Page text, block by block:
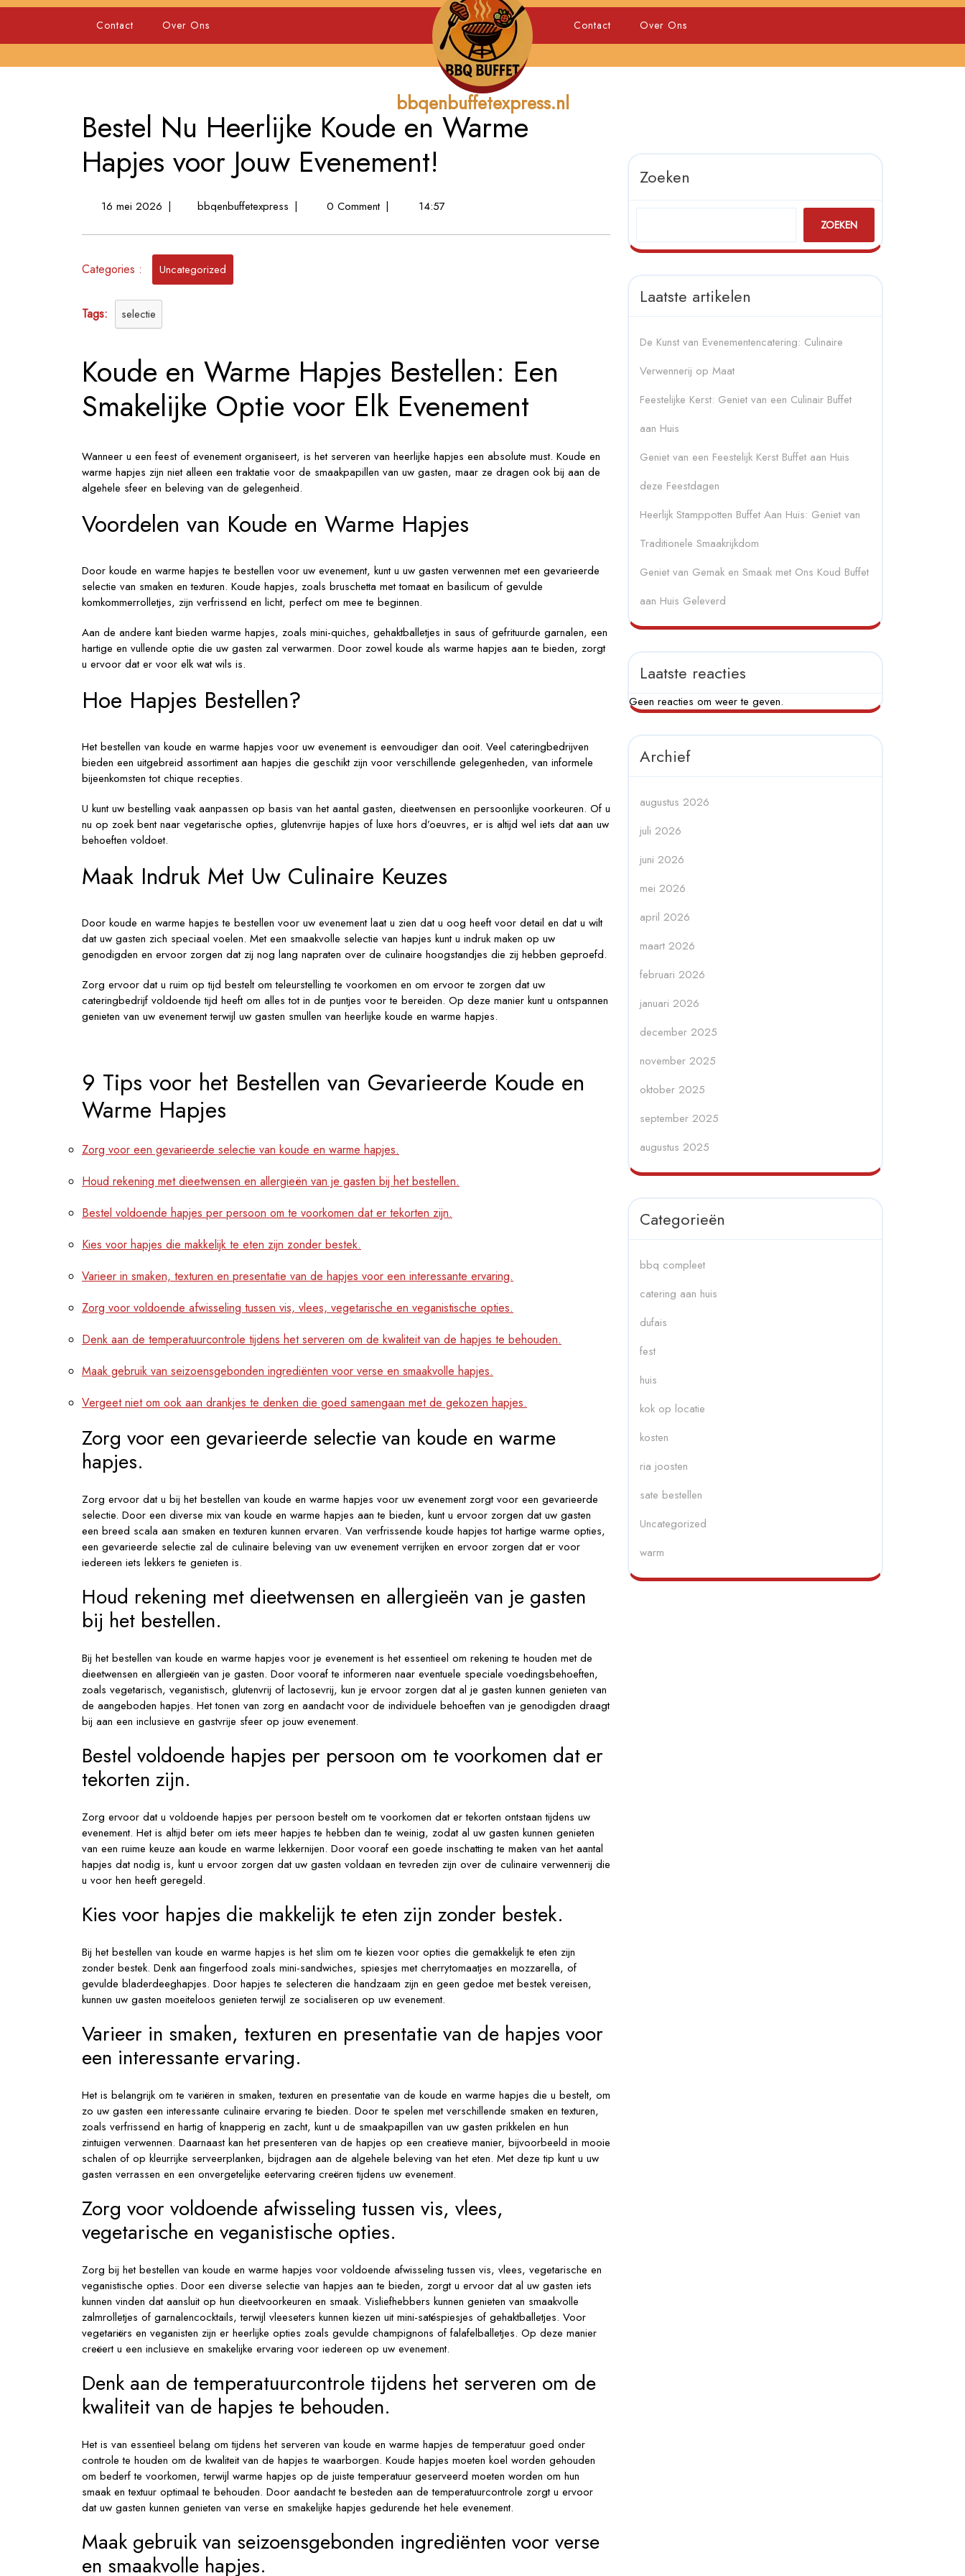
Skip
Contact Over Ons
bbqenbuffetexpress.nl
Contact Over Ons
Bestel Nu Heerlijke Koude en Warme
Hapjes voor Jouw Evenement!
16 mei 202616
2026
| bbqenbuffetexpressBestel
Heerlijke
| 0 Comment | 14:57
Categories : Uncategorized
Tags: selectie
Koude en Warme Hapjes Bestellen: Een
Smakelijke Optie voor Elk Evenement
Wanneer u een feest of evenement organiseert, is het serveren van heerlijke hapjes een absolute must. Koude en
warme hapjes zijn niet alleen een traktatie voor de smaakpapillen van uw gasten, maar ze dragen ook bij aan de
algehele sfeer en beleving van de gelegenheid.
Voordelen van Koude en Warme Hapjes
Door koude en warme hapjes te bestellen voor uw evenement, kunt u uw gasten verwennen met een gevarieerde
selectie van smaken en texturen. Koude hapjes, zoals bruschetta met tomaat en basilicum of gevulde
komkommerrolletjes, zijn verfrissend en licht, perfect om mee te beginnen.
Aan de andere kant bieden warme hapjes, zoals mini-quiches, gehaktballetjes in saus of gefrituurde garnalen, een
hartige en vullende optie die uw gasten zal verwarmen. Door zowel koude als warme hapjes aan te bieden, zorgt
u ervoor dat er voor elk wat wils is.
Hoe Hapjes Bestellen?
Het bestellen van koude en warme hapjes voor uw evenement is eenvoudiger dan ooit. Veel cateringbedrijven
bieden een uitgebreid assortiment aan hapjes die geschikt zijn voor verschillende gelegenheden, van informele
bijeenkomsten tot chique recepties.
U kunt uw bestelling vaak aanpassen op basis van het aantal gasten, dieetwensen en persoonlijke voorkeuren. Of u
nu op zoek bent naar vegetarische opties, glutenvrije hapjes of luxe hors d’oeuvres, er is altijd wel iets dat aan uw
behoeften voldoet.
Maak Indruk Met Uw Culinaire Keuzes
Door koude en warme hapjes te bestellen voor uw evenement laat u zien dat u oog heeft voor detail en dat u wilt
dat uw gasten zich speciaal voelen. Met een smaakvolle selectie van hapjes kunt u indruk maken op uw
genodigden en ervoor zorgen dat zij nog lang napraten over de culinaire hoogstandjes die zij hebben geproefd.
Zorg ervoor dat u ruim op tijd bestelt om teleurstelling te voorkomen en om ervoor te zorgen dat uw
cateringbedrijf voldoende tijd heeft om alles tot in de puntjes voor te bereiden. Op deze manier kunt u ontspannen
genieten van uw evenement terwijl uw gasten smullen van heerlijke koude en warme hapjes.
9 Tips voor het Bestellen van Gevarieerde Koude en
Warme Hapjes
Zorg voor een gevarieerde selectie van koude en warme hapjes.
Houd rekening met dieetwensen en allergieën van je gasten bij het bestellen.
Bestel voldoende hapjes per persoon om te voorkomen dat er tekorten zijn.
Kies voor hapjes die makkelijk te eten zijn zonder bestek.
Varieer in smaken, texturen en presentatie van de hapjes voor een interessante ervaring.
Zorg voor voldoende afwisseling tussen vis, vlees, vegetarische en veganistische opties.
Denk aan de temperatuurcontrole tijdens het serveren om de kwaliteit van de hapjes te behouden.
Maak gebruik van seizoensgebonden ingrediënten voor verse en smaakvolle hapjes.
Vergeet niet om ook aan drankjes te denken die goed samengaan met de gekozen hapjes.
Zorg voor een gevarieerde selectie van koude en warme
hapjes.
Zorg ervoor dat u bij het bestellen van koude en warme hapjes voor uw evenement zorgt voor een gevarieerde
selectie. Door een diverse mix van koude en warme hapjes aan te bieden, kunt u ervoor zorgen dat uw gasten
een breed scala aan smaken en texturen kunnen ervaren. Van verfrissende koude hapjes tot hartige warme opties,
een gevarieerde selectie zal de culinaire beleving van uw evenement verrijken en ervoor zorgen dat er voor
iedereen iets lekkers te genieten is.
Houd rekening met dieetwensen en allergieën van je gasten
bij het bestellen.
Bij het bestellen van koude en warme hapjes voor je evenement is het essentieel om rekening te houden met de
dieetwensen en allergieën van je gasten. Door vooraf te informeren naar eventuele speciale voedingsbehoeften,
zoals vegetarisch, veganistisch, glutenvrij of lactosevrij, kun je ervoor zorgen dat al je gasten kunnen genieten van
de aangeboden hapjes. Het tonen van zorg en aandacht voor de individuele behoeften van je genodigden draagt
bij aan een inclusieve en gastvrije sfeer op jouw evenement.
Bestel voldoende hapjes per persoon om te voorkomen dat er
tekorten zijn.
Zorg ervoor dat u voldoende hapjes per persoon bestelt om te voorkomen dat er tekorten ontstaan tijdens uw
evenement. Het is altijd beter om iets meer hapjes te hebben dan te weinig, zodat al uw gasten kunnen genieten
van een ruime keuze aan koude en warme lekkernijen. Door vooraf een goede inschatting te maken van het aantal
hapjes dat nodig is, kunt u ervoor zorgen dat uw gasten voldaan en tevreden zijn over de culinaire verwennerij die
u voor hen heeft geregeld.
Kies voor hapjes die makkelijk te eten zijn zonder bestek.
Bij het bestellen van koude en warme hapjes is het slim om te kiezen voor opties die gemakkelijk te eten zijn
zonder bestek. Denk aan fingerfood zoals mini-sandwiches, spiesjes met cherrytomaatjes en mozzarella, of
gevulde bladerdeeghapjes. Door hapjes te selecteren die handzaam zijn en geen gedoe met bestek vereisen,
kunnen uw gasten moeiteloos genieten terwijl ze socialiseren op uw evenement.
Varieer in smaken, texturen en presentatie van de hapjes voor
een interessante ervaring.
Het is belangrijk om te variëren in smaken, texturen en presentatie van de koude en warme hapjes die u bestelt, om
zo uw gasten een interessante culinaire ervaring te bieden. Door te spelen met verschillende smaken en texturen,
zoals verfrissend en hartig of knapperig en zacht, kunt u de smaakpapillen van uw gasten prikkelen en hun
zintuigen verwennen. Daarnaast kan het presenteren van de hapjes op een creatieve manier, bijvoorbeeld in mooie
schalen of op kleurrijke serveerplanken, bijdragen aan de algehele beleving van het eten. Met deze tip kunt u uw
gasten verrassen en een onvergetelijke eetervaring creëren tijdens uw evenement.
Zorg voor voldoende afwisseling tussen vis, vlees,
vegetarische en veganistische opties.
Zorg bij het bestellen van koude en warme hapjes voor voldoende afwisseling tussen vis, vlees, vegetarische en
veganistische opties. Door een diverse selectie van hapjes aan te bieden, zorgt u ervoor dat al uw gasten iets
kunnen vinden dat aansluit op hun dieetvoorkeuren en smaak. Visliefhebbers kunnen genieten van smaakvolle
zalmrolletjes of garnalencocktails, terwijl vleeseters kunnen kiezen uit mini-satéspiesjes of gehaktballetjes. Voor
vegetariërs en veganisten zijn er heerlijke opties zoals gevulde champignons of falafelballetjes. Op deze manier
creëert u een inclusieve en smakelijke ervaring voor iedereen op uw evenement.
Denk aan de temperatuurcontrole tijdens het serveren om de
kwaliteit van de hapjes te behouden.
Het is van essentieel belang om tijdens het serveren van koude en warme hapjes de temperatuur goed onder
controle te houden om de kwaliteit van de hapjes te waarborgen. Koude hapjes moeten koel worden gehouden
om bederf te voorkomen, terwijl warme hapjes op de juiste temperatuur geserveerd moeten worden om hun
smaak en textuur optimaal te behouden. Door aandacht te besteden aan de temperatuurcontrole zorgt u ervoor
dat uw gasten kunnen genieten van verse en smakelijke hapjes gedurende het hele evenement.
Maak gebruik van seizoensgebonden ingrediënten voor verse
en smaakvolle hapjes.
Zoeken
ZOEKEN
Laatste artikelen
De Kunst van Evenementencatering: Culinaire
Verwennerij op Maat
Feestelijke Kerst: Geniet van een Culinair Buffet
aan Huis
Geniet van een Feestelijk Kerst Buffet aan Huis
deze Feestdagen
Heerlijk Stamppotten Buffet Aan Huis: Geniet van
Traditionele Smaakrijkdom
Geniet van Gemak en Smaak met Ons Koud Buffet
aan Huis Geleverd
Laatste reacties
Geen reacties om weer te geven.
Archief
augustus 2026
juli 2026
juni 2026
mei 2026
april 2026
maart 2026
februari 2026
januari 2026
december 2025
november 2025
oktober 2025
september 2025
augustus 2025
Categorieën
bbq compleet
catering aan huis
dufais
fest
huis
kok op locatie
kosten
ria joosten
sate bestellen
Uncategorized
warm